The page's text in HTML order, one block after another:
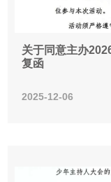
关于同意主办
复函
2025-12-06